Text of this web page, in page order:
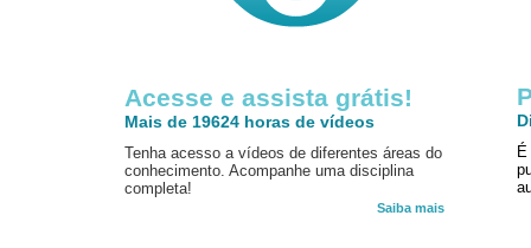
Acesse e assista grátis!
Mais de 19624 horas de vídeos
Tenha acesso a vídeos de diferentes áreas do
conhecimento. Acompanhe uma disciplina
completa!
Saiba mais